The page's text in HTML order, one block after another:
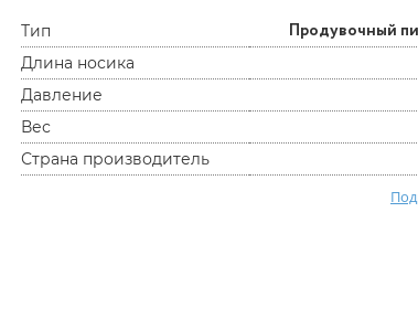
Тип Продувочный
Длина носика
Давление
Вес
Страна производитель